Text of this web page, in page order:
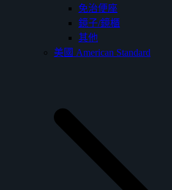
免治便座
鏡子/鏡櫃
其他
美國 American Standard